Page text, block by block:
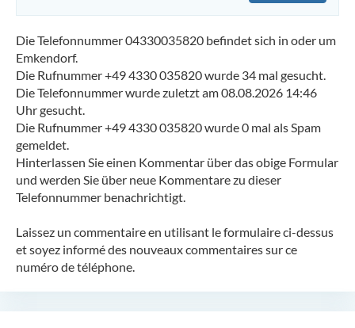
Die Telefonnummer 04330035820 befindet sich in oder um
Emkendorf.
Die Rufnummer +49 4330 035820 wurde 34 mal gesucht.
Die Telefonnummer wurde zuletzt am 08.08.2026 14:46
Uhr gesucht.
Die Rufnummer +49 4330 035820 wurde 0 mal als Spam
gemeldet.
Hinterlassen Sie einen Kommentar über das obige Formular
und werden Sie über neue Kommentare zu dieser
Telefonnummer benachrichtigt.
Laissez un commentaire en utilisant le formulaire ci-dessus
et soyez informé des nouveaux commentaires sur ce
numéro de téléphone.